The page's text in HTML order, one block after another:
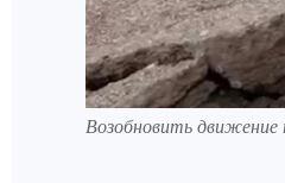
Возобновить